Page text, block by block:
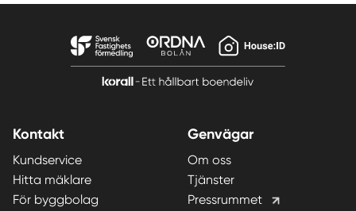
Kontakt
Kundservice
Hitta mäklare
För byggbolag
Genvägar
Om oss
Tjänster
Pressrummet